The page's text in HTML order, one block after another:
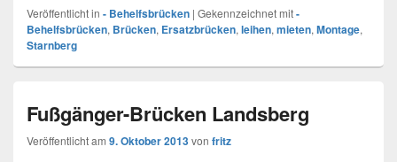
Veröffentlicht in - Behelfsbrücken | Gekennzeichnet mit-
Behelfsbrücken, Brücken, Ersatzbrücken, leihen, mieten, Montage,
Starnberg
Fußgänger-Brücken Landsberg
Veröffentlicht am 9. Oktober 2013von fritz